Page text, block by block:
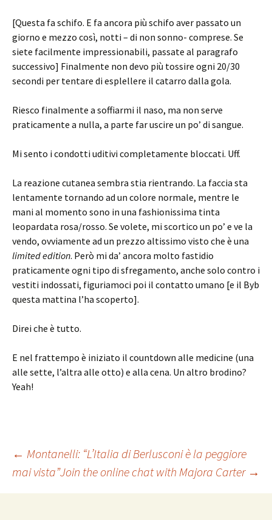
[Questa fa schifo. E fa ancora più schifo aver passato un
giorno e mezzo così, notti – di non sonno- comprese. Se
siete facilmente impressionabili, passate al paragrafo
successivo] Finalmente non devo più tossire ogni 20/30
secondi per tentare di esplellere il catarro dalla gola.
Riesco finalmente a soffiarmi il naso, ma non serve
praticamente a nulla, a parte far uscire un po’ di sangue.
Mi sento i condotti uditivi completamente bloccati. Uff.
La reazione cutanea sembra stia rientrando. La faccia sta
lentamente tornando ad un colore normale, mentre le
mani al momento sono in una fashionissima tinta
leopardata rosa/rosso. Se volete, mi scortico un po’ e ve la
vendo, ovviamente ad un prezzo altissimo visto che è una
limited edition. Però mi da’ ancora molto fastidio
praticamente ogni tipo di sfregamento, anche solo contro i
vestiti indossati, figuriamoci poi il contatto umano [e il Byb
questa mattina l’ha scoperto].
Direi che è tutto.
E nel frattempo è iniziato il countdown alle medicine (una
alle sette, l’altra alle otto) e alla cena. Un altro brodino?
Yeah!
Navigazione
articolo
← Montanelli: “L’Italia di Berlusconi è la peggiore
mai vista”Join the online chat with Majora Carter →